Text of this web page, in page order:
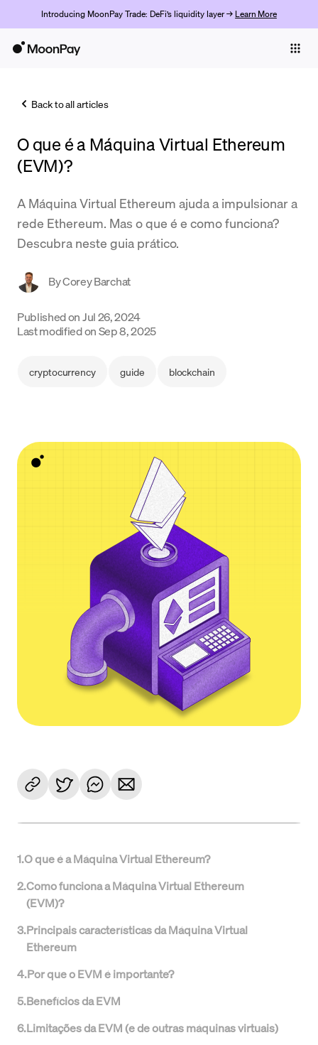
Introducing MoonPay Trade: DeFi’s liquidity layer → Learn More
Trade
Company
Crypto Prices
Support
Language
Back to all articles
O que é a Máquina Virtual Ethereum
(EVM)?
A Máquina Virtual Ethereum ajuda a impulsionar a
rede Ethereum. Mas o que é e como funciona?
Descubra neste guia prático.
ByCorey Barchat
Published onJul 26, 2024
Last modified onSep 8, 2025
cryptocurrency guide blockchain
1.O que é a Máquina Virtual Ethereum?
2.Como funciona a Máquina Virtual Ethereum
(EVM)?
3.Principais características da Máquina Virtual
Ethereum
4.Por que o EVM é importante?
5.Benefícios da EVM
6.Limitações da EVM (e de outras máquinas virtuais)